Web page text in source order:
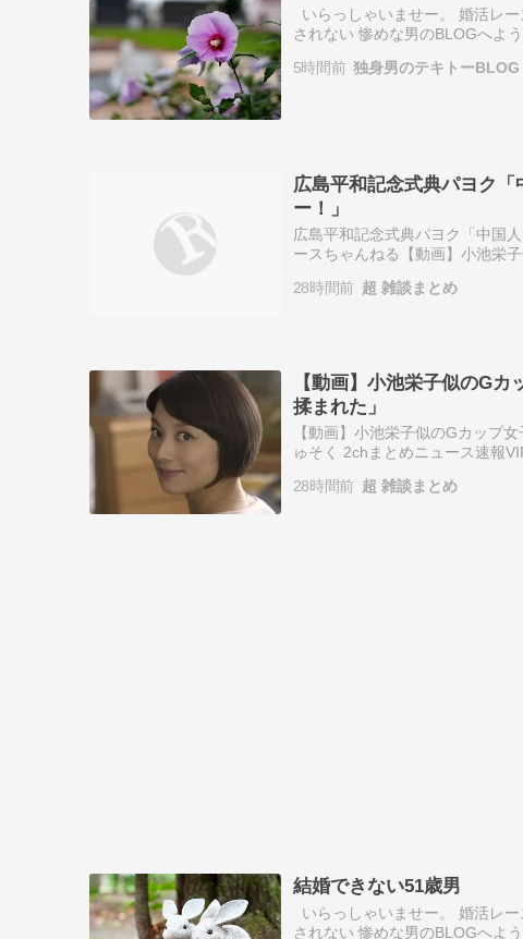
いらっしゃいませー。 婚活レ
されない 惨めな男のBLOGへよ
5時間前 独身男のテキトー
広島平和記念式典パヨク
ー！」
広島平和記念式典パヨク「中国
ースちゃんねる【動画】小池栄
�…
28時間前 超 雑談まとめ
【動画】小池栄子似のG
揉まれた」
【動画】小池栄子似のGカップ
ゅそく 2chまとめニュース速報
いオジ…
28時間前 超 雑談まとめ
結婚できない51歳男
いらっしゃいませー。 婚活レ
されない 惨めな男のBLOGへよ